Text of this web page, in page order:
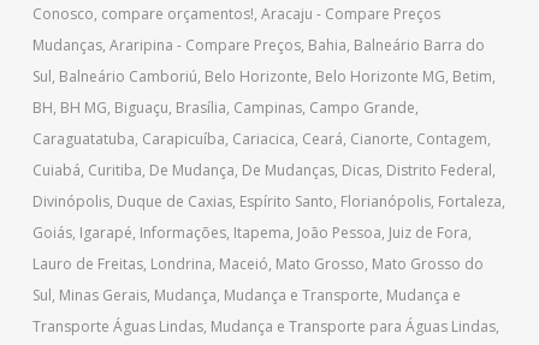
Conosco, compare orçamentos!, Aracaju - Compare Preços
Mudanças, Araripina - Compare Preços, Bahia, Balneário Barra do
Sul, Balneário Camboriú, Belo Horizonte, Belo Horizonte MG, Betim,
BH, BH MG, Biguaçu, Brasília, Campinas, Campo Grande,
Caraguatatuba, Carapicuíba, Cariacica, Ceará, Cianorte, Contagem,
Cuiabá, Curitiba, De Mudança, De Mudanças, Dicas, Distrito Federal,
Divinópolis, Duque de Caxias, Espírito Santo, Florianópolis, Fortaleza,
Goiás, Igarapé, Informações, Itapema, João Pessoa, Juiz de Fora,
Lauro de Freitas, Londrina, Maceió, Mato Grosso, Mato Grosso do
Sul, Minas Gerais, Mudança, Mudança e Transporte, Mudança e
Transporte Águas Lindas, Mudança e Transporte para Águas Lindas,